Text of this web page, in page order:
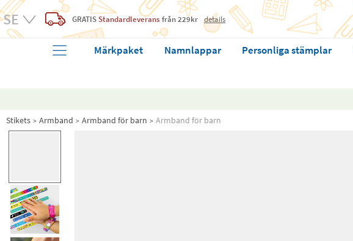
GRATIS Standardleveransfrån 229kr details
Märkpaket Namnlappar Personliga stämplar
Stikets Armband Armband för barn Armband för barn